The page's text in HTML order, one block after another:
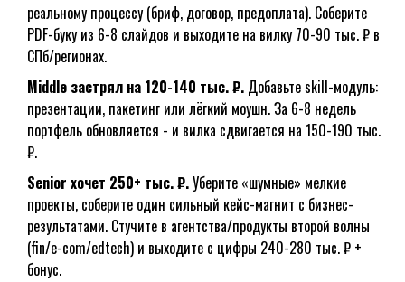
реальному процессу (бриф, договор, предоплата). Соберите
PDF-буку из 6-8 слайдов и выходите на вилку 70-90 тыс. ₽ в
СПб/регионах.
Middle застрял на 120-140 тыс. ₽. Добавьте skill-модуль:
презентации, пакетинг или лёгкий моушн. За 6-8 недель
портфель обновляется - и вилка сдвигается на 150-190 тыс.
₽.
Senior хочет 250+ тыс. ₽.Уберите «шумные» мелкие
проекты, соберите один сильный кейс-магнит с бизнес-
результатами. Стучите в агентства/продукты второй волны
(fin/e-com/edtech) и выходите с цифры 240-280 тыс. ₽ +
бонус.